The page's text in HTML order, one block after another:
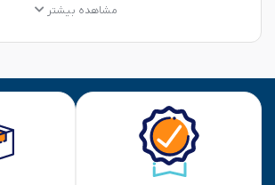
★
ارسال
مشاهده بیشتر